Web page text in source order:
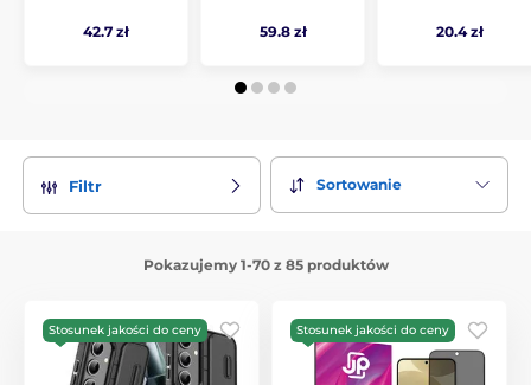
42.7 zł 59.8 zł 20.4 zł
Filtr Sortowanie
Pokazujemy 1-70 z 85 produktów
Stosunek jakości do ceny Stosunek jakości do ceny